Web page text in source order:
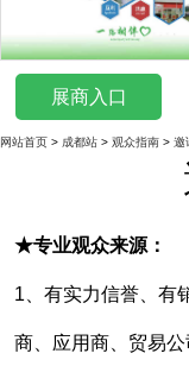
展商入口
网站首页 > 成都站 > 观众指南 > 邀
★专业观众来源：
1、有实力信誉、有
商、应用商、贸易公